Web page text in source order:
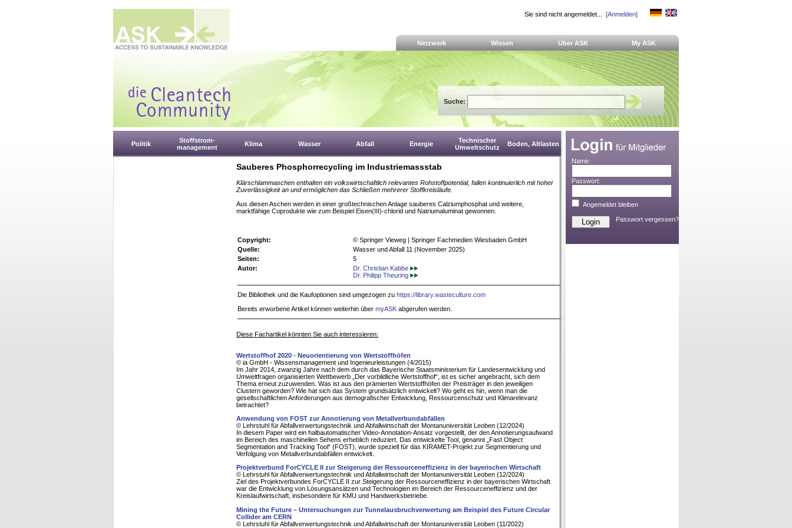
Sie sind nicht angemeldet... [Anmelden]
Netzwerk Wissen Über ASK My ASK
Suche:
Politik
Stoffstrom-
management
Klima Wasser Abfall Energie
Technischer
Umweltschutz
Boden, Altlasten
Sauberes Phosphorrecycling im Industriemassstab
Klärschlammaschen enthalten ein volkswirtschaftlich relevantes Rohstoffpotential, fallen kontinuierlich mit hoher
Zuverlässigkeit an und ermöglichen das Schließen mehrerer Stoffkreisläufe.
Aus diesen Aschen werden in einer großtechnischen Anlage sauberes Calziumphosphat und weitere,
marktfähige Coprodukte wie zum Beispiel Eisen(III)-chlorid und Natriumaluminat gewonnen.
Copyright:
© Springer Vieweg | Springer Fachmedien Wiesbaden GmbH
Quelle:
Wasser und Abfall 11 (November 2025)
Seiten:
5
Autor:
Dr. Christian Kabbe
Dr. Philipp Theuring
Die Bibliothek und die Kaufoptionen sind umgezogen zu https://library.wasteculture.com
Bereits erworbene Artikel können weiterhin über myASK abgerufen werden.
Diese Fachartikel könnten Sie auch interessieren:
Wertstoffhof 2020 - Neuorientierung von Wertstoffhöfen
© ia GmbH - Wissensmanagement und Ingenieurleistungen (4/2015)
Im Jahr 2014, zwanzig Jahre nach dem durch das Bayerische Staatsministerium für Landesentwicklung und
Umweltfragen organisierten Wettbewerb „Der vorbildliche Wertstoffhof“, ist es sicher angebracht, sich dem
Thema erneut zuzuwenden. Was ist aus den prämierten Wertstoffhöfen der Preisträger in den jeweiligen
Clustern geworden? Wie hat sich das System grundsätzlich entwickelt? Wo geht es hin, wenn man die
gesellschaftlichen Anforderungen aus demografischer Entwicklung, Ressourcenschutz und Klimarelevanz
betrachtet?
Anwendung von FOST zur Annotierung von Metallverbundabfällen
© Lehrstuhl für Abfallverwertungstechnik und Abfallwirtschaft der Montanuniversität Leoben (12/2024)
In diesem Paper wird ein halbautomatischer Video-Annotation-Ansatz vorgestellt, der den Annotierungsaufwand
im Bereich des maschinellen Sehens erheblich reduziert. Das entwickelte Tool, genannt „Fast Object
Segmentation and Tracking Tool“ (FOST), wurde speziell für das KIRAMET-Projekt zur Segmentierung und
Verfolgung von Metallverbundabfällen entwickelt.
Projektverbund ForCYCLE II zur Steigerung der Ressourceneffizienz in der bayerischen Wirtschaft
© Lehrstuhl für Abfallverwertungstechnik und Abfallwirtschaft der Montanuniversität Leoben (12/2024)
Ziel des Projektverbundes ForCYCLE II zur Steigerung der Ressourceneffizienz in der bayerischen Wirtschaft
war die Entwicklung von Lösungsansätzen und Technologien im Bereich der Ressourceneffizienz und der
Kreislaufwirtschaft, insbesondere für KMU und Handwerksbetriebe.
Mining the Future – Untersuchungen zur Tunnelausbruchverwertung am Beispiel des Future Circular
Collider am CERN
© Lehrstuhl für Abfallverwertungstechnik und Abfallwirtschaft der Montanuniversität Leoben (11/2022)
Name:
Passwort:
Angemeldet bleiben
Passwort vergessen?